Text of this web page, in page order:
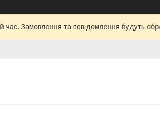
час. Замовлення та повідомлення будуть